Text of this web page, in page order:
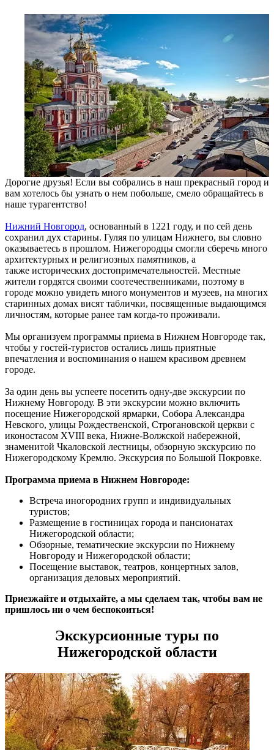
Дорогие друзья! Если вы собрались в наш прекрасный город и
вам хотелось бы узнать о нем побольше, смело обращайтесь в
наше турагентство!
Нижний Новгород, основанный в 1221 году, и по сей день
сохранил дух старины. Гуляя по улицам Нижнего, вы словно
оказываетесь в прошлом. Нижегородцы смогли сберечь много
архитектурных и религиозных памятников, а
также исторических достопримечательностей. Местные
жители гордятся своими соотечественниками, поэтому в
городе можно увидеть много монументов и музеев, на многих
старинных домах висят таблички, посвященные выдающимся
личностям, которые ранее там когда-то проживали.
Мы организуем программы приема в Нижнем Новгороде так,
чтобы у гостей-туристов остались лишь приятные
впечатления и воспоминания о нашем красивом древнем
городе.
За один день вы успеете посетить одну-две экскурсии по
Нижнему Новгороду. В эти экскурсии можно включить
посещение Нижегородской ярмарки, Собора Александра
Невского, улицы Рождественской, Строгановской церкви с
иконостасом XVIII века, Нижне-Волжской набережной,
знаменитой Чкаловской лестницы, обзорную экскурсию по
Нижегородскому Кремлю. Экскурсия по Большой Покровке.
Программа приема в Нижнем Новгороде:
Встреча иногородних групп и индивидуальных
туристов;
Размещение в гостиницах города и пансионатах
Нижегородской области;
Обзорные, тематические экскурсии по Нижнему
Новгороду и Нижегородской области;
Посещение выставок, театров, концертных залов,
организация деловых мероприятий.
Приезжайте и отдыхайте, а мы сделаем так, чтобы вам не
пришлось ни о чем беспокоиться!
Экскурсионные туры по
Нижегородской области